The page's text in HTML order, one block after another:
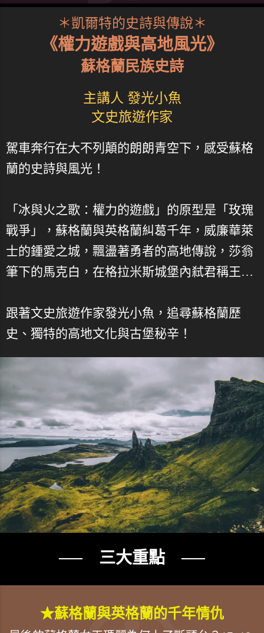
＊凱爾特的史詩與傳說＊
《權力遊戲與高地風光》
蘇格蘭民族史詩
主講人 發光小魚
文史旅遊作家
駕車奔行在大不列顛的朗朗青空下，感受蘇格
蘭的史詩與風光！
「冰與火之歌：權力的遊戲」的原型是「玫瑰
戰爭」，蘇格蘭與英格蘭糾葛千年，威廉華萊
士的鍾愛之城，飄盪著勇者的高地傳說，莎翁
筆下的馬克白，在格拉米斯城堡內弒君稱王…
跟著文史旅遊作家發光小魚，追尋蘇格蘭歷
史、獨特的高地文化與古堡秘辛！
── 三大重點 ──
★蘇格蘭與英格蘭的千年情仇